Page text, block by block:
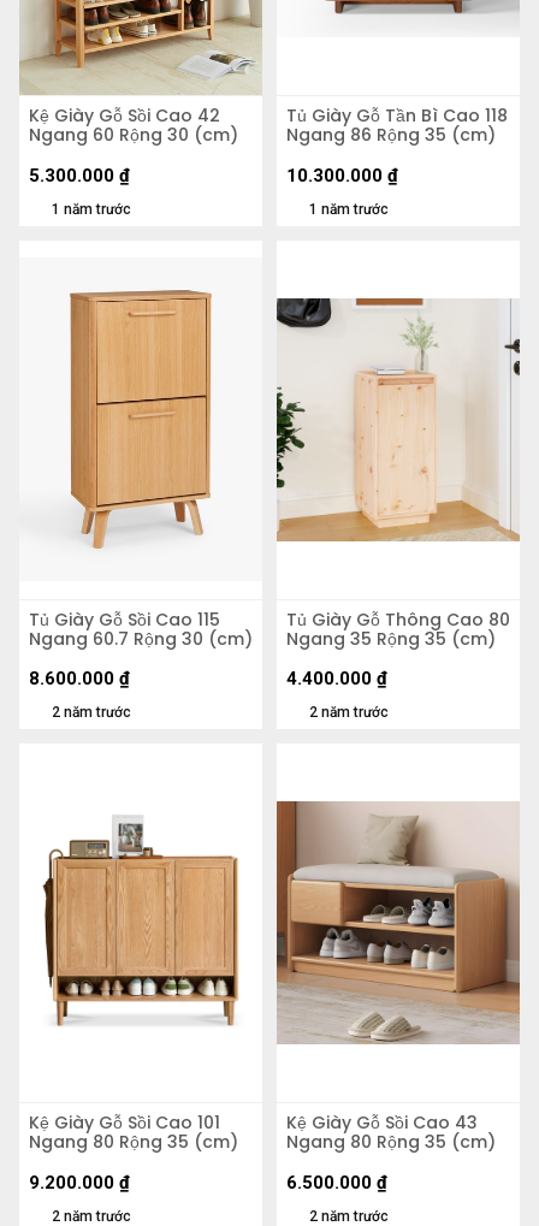
Kệ Giày Gỗ Sồi Cao 42
Ngang 60 Rộng 30 (cm)
1 năm trước
5.300.000 ₫
Tủ Giày Gỗ Tần Bì Cao 118
Ngang 86 Rộng 35 (cm)
1 năm trước
10.300.000 ₫
Tủ Giày Gỗ Sồi Cao 115
Ngang 60.7 Rộng 30 (cm)
2 năm trước
8.600.000 ₫
Tủ Giày Gỗ Thông Cao 80
Ngang 35 Rộng 35 (cm)
2 năm trước
4.400.000 ₫
Kệ Giày Gỗ Sồi Cao 101
Ngang 80 Rộng 35 (cm)
2 năm trước
9.200.000 ₫
Kệ Giày Gỗ Sồi Cao 43
Ngang 80 Rộng 35 (cm)
2 năm trước
6.500.000 ₫